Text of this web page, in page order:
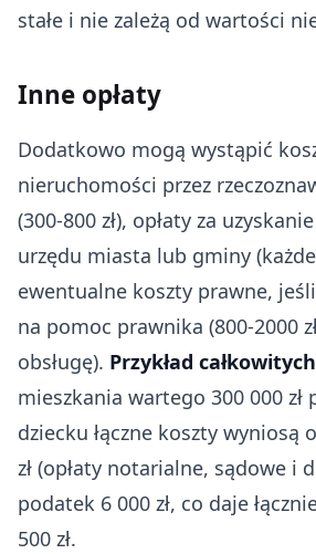
stałe i nie zależą od wartości
Inne opłaty
Dodatkowo mogą wystąpić
nieruchomości przez
(300-800 zł), opłaty za
urzędu miasta lub gminy (każde
ewentualne koszty prawne,
na pomoc prawnika (800-2000
obsługę). Przykład
mieszkania wartego 300 000 zł
dziecku łączne koszty wyniosą
zł (opłaty notarialne, sądowe i
podatek 6 000 zł, co daje
500 zł.